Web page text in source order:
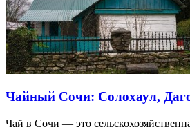
Чайный Сочи: Солохаул,
Чай в Сочи — это